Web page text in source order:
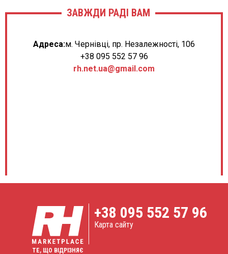
ЗАВЖДИ РАДІ ВАМ
Адреса:м. Чернівці, пр. Незалежності, 106
+38 095 552 57 96
rh.net.ua@gmail.com
ТЕ, ЩО ВІДРІЗНЯЄ
+38 095 552 57 96
Карта сайту